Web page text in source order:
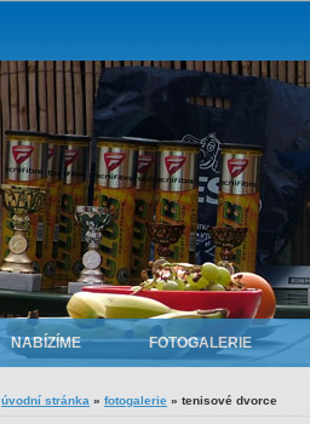
NABÍZÍME FOTOGALERIE
úvodní stránka » fotogalerie » tenisové dvorce